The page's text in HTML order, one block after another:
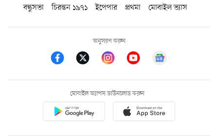
বন্ধুসভা
চিরন্তন ১৯৭১ ইপেপার প্রথমা মোবাইল ভ্যাস
অনুসরণ করুন
মোবাইল অ্যাপস ডাউনলোড করুন